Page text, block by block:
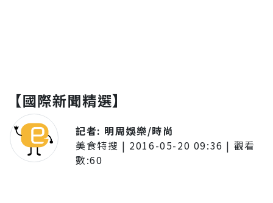
【國際新聞精選】
記者: 明周娛樂/時尚
美食特搜 | 2016-05-20 09:36 | 觀看
數:60